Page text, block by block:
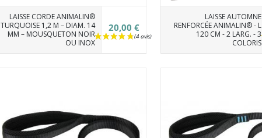
LAISSE CORDE ANIMALIN®
TURQUOISE 1,2 M – DIAM. 14
MM – MOUSQUETON NOIR
OU INOX
20,00 €
LAISSE AUTOMNE
RENFORCÉE ANIMALIN® - L
120 CM - 2 LARG. - 3
COLORIS